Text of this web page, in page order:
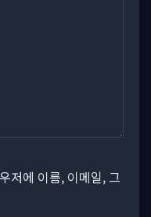
저에 이름, 이메일, 그